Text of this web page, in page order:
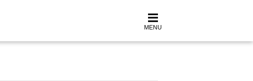
MENU